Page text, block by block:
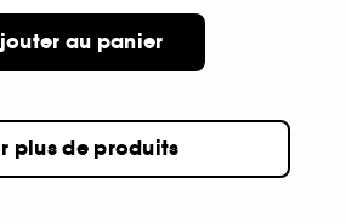
au panier
plus de produits